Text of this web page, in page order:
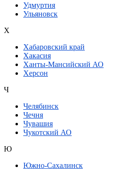
Удмуртия
Ульяновск
Х
Хабаровский край
Хакасия
Ханты-Мансийский АО
Херсон
Ч
Челябинск
Чечня
Чувашия
Чукотский АО
Ю
Южно-Сахалинск